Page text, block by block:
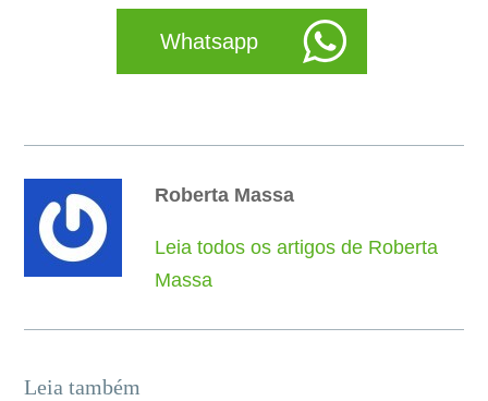
Whatsapp
Roberta Massa
Leia todos os artigos de Roberta
Massa
Leia também